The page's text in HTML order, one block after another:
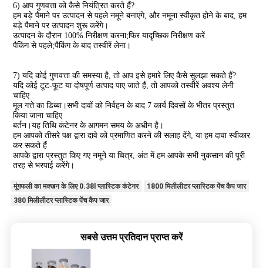
6) आप गुणवत्ता को कैसे नियंत्रित करते हैं?
हम बड़े पैमाने पर उत्पादन से पहले नमूने बनाएंगे, और नमूना स्वीकृत होने के बाद, हम
बड़े पैमाने पर उत्पादन शुरू करेंगे।
उत्पादन के दौरान 100% निरीक्षण करना;फिर यादृच्छिक निरीक्षण करें
पैकिंग से पहले;पैकिंग के बाद तस्वीरें लेना।
7) यदि कोई गुणवत्ता की समस्या है, तो आप इसे हमारे लिए कैसे सुलझा सकते हैं?
यदि कोई टूट-फूट या दोषपूर्ण उत्पाद पाए जाते हैं, तो आपको तस्वीरें अवश्य लेनी
चाहिए
मूल गत्ते का डिब्बा।सभी दावों को निर्वहन के बाद 7 कार्य दिवसों के भीतर प्रस्तुत
किया जाना चाहिए
बर्तन।यह तिथि कंटेनर के आगमन समय के अधीन है।
हम आपको तीसरे पक्ष द्वारा दावे को प्रमाणित करने की सलाह देंगे, या हम दावा स्वीकार
कर सकते हैं
आपके द्वारा प्रस्तुत किए गए नमूने या चित्र, अंत में हम आपके सभी नुकसान की पूरी
तरह से भरपाई करेंगे।
मूंगफली का मक्खन के लिए 0.38l प्लास्टिक कंटेनर
1800 मिलीलीटर प्लास्टिक पेंच कैप जार
380 मिलीलीटर प्लास्टिक पेंच कैप जार
सबसे उत्तम प्रतिदान प्राप्त करें